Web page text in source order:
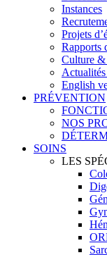
Instances
Projets
Rapports
Culture &
English
PRÉVENTION
NOS
SOINS
LES